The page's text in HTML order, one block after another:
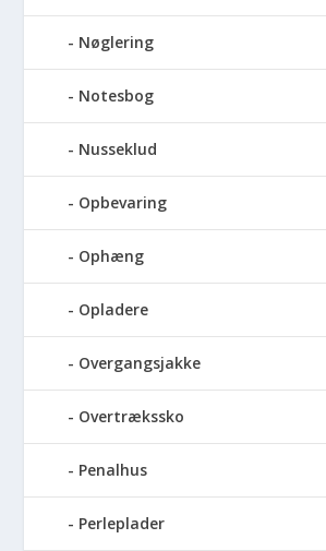
Nøglering
Notesbog
Nusseklud
Opbevaring
Ophæng
Opladere
Overgangsjakke
Overtrækssko
Penalhus
Perleplader